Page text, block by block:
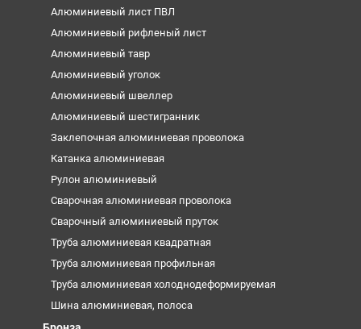
Алюминиевый лист ПВЛ
Алюминиевый рифленый лист
Алюминиевый тавр
Алюминиевый уголок
Алюминиевый швеллер
Алюминиевый шестигранник
Заклепочная алюминиевая проволока
Катанка алюминиевая
Рулон алюминиевый
Сварочная алюминиевая проволока
Сварочный алюминиевый пруток
Труба алюминиевая квадратная
Труба алюминиевая профильная
Труба алюминиевая холоднодеформируемая
Шина алюминиевая, полоса